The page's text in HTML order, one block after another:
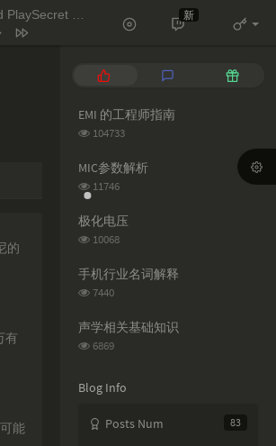
- 天逸 / 小欣 / 不识君
Chanteurs De Saint Marc
Ava Max
王海颖 / 孙圳翰
Place（雨声）
天逸 / 小欣 / 不识君
新
的
有
能
p
u
a
r
r
t
c
l
s
t
n
R
m
a
EMI 的工程师指南
浏
次
数:
104733
MIC参数解析
浏
次
数:
11746
极化电压
浏
次
数:
10068
手机行业名词解释
浏
次
数:
7440
声学相关基础知识
浏
数:
6869
Blog Info
83
Posts Num